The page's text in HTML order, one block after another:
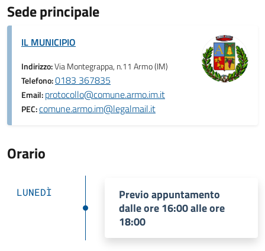
Sede principale
IL MUNICIPIO
Indirizzo:Via Montegrappa, n.11 Armo (IM)
Telefono:0183 367835
Email:protocollo@comune.armo.im.it
PEC:comune.armo.im@legalmail.it
Orario
LUNEDÌ
Previo appuntamento
dalle ore 16:00 alle ore
18:00